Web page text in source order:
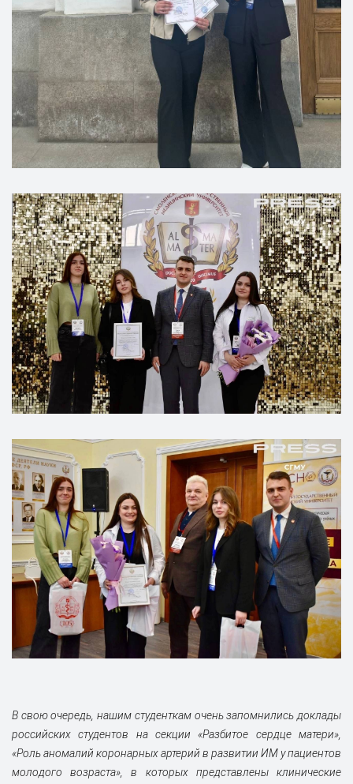
В свою очередь, нашим студенткам очень запомнились доклады
российских студентов на секции «Разбитое сердце матери»,
«Роль аномалий коронарных артерий в развитии ИМ у пациентов
молодого возраста», в которых представлены клинические